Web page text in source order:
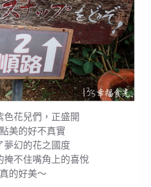
色花兒們，正盛開
美的好不真實
夢幻的花之國度
掩不住嘴角上的喜悅
的好美～